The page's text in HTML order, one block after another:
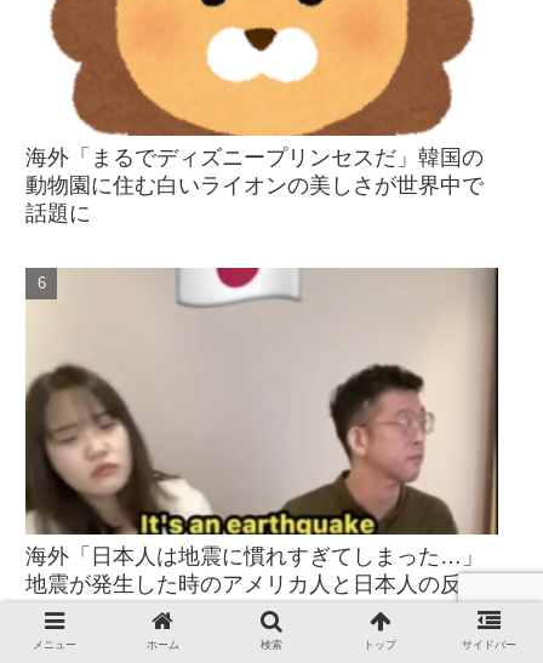
海外「まるでディズニープリンセスだ」韓国の
動物園に住む白いライオンの美しさが世界中で
話題に
海外「日本人は地震に慣れすぎてしまった…」
地震が発生した時のアメリカ人と日本人の反応
メニュー ホーム 検索 トップ サイドバー